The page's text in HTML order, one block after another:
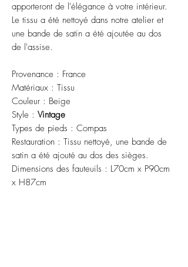
apporteront de l'élégance à votre intérieur.
Le tissu a été nettoyé dans notre atelier et
une bande de satin a été ajoutée au dos
de l'assise.
Provenance : France
Matériaux : Tissu
Couleur : Beige
Style : Vintage
Types de pieds : Compas
Restauration : Tissu nettoyé, une bande de
satin a été ajouté au dos des sièges.
Dimensions des fauteuils : L70cm x P90cm
x H87cm